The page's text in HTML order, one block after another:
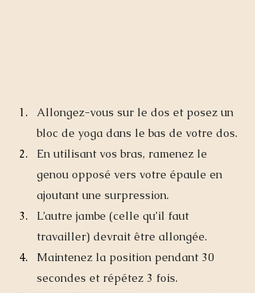
Allongez-vous sur le dos et posez un
bloc de yoga dans le bas de votre dos.
En utilisant vos bras, ramenez le
genou opposé vers votre épaule en
ajoutant une surpression.
L’autre jambe (celle qu’il faut
travailler) devrait être allongée.
Maintenez la position pendant 30
secondes et répétez 3 fois.